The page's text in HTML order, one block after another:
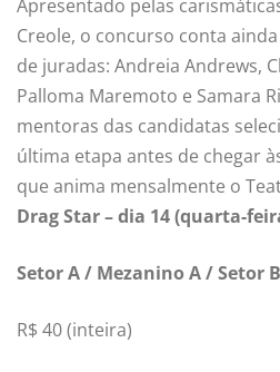
Apresentado pelas
Creole, o concurso conta
de juradas: Andreia Andrews,
Palloma Maremoto e Samara
mentoras das candidatas
última etapa antes de chegar
que anima mensalmente o
Drag Star – dia 14 (quarta-
Setor A / Mezanino A / Setor
R$ 40 (inteira)